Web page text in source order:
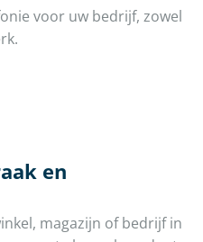
voor uw bedrijf, zowel
en
magazijn of bedrijf in